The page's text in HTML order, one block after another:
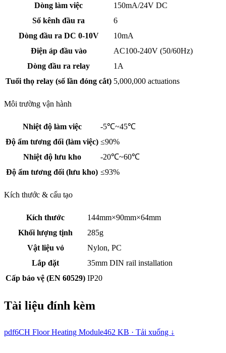
Dòng làm việc
150mA/24V DC
Số kênh đầu ra
6
Dòng đầu ra DC 0-10V
10mA
Điện áp đầu vào
AC100-240V (50/60Hz)
Dòng đầu ra relay
1A
Tuổi thọ relay (số lần đóng cắt) 5,000,000 actuations
Môi trường vận hành
Nhiệt độ làm việc
-5℃~45℃
Độ ẩm tương đối (làm việc) ≤90%
Nhiệt độ lưu kho
-20℃~60℃
Độ ẩm tương đối (lưu kho) ≤93%
Kích thước & cấu tạo
Kích thước
144mm×90mm×64mm
Khối lượng tịnh
285g
Vật liệu vỏ
Nylon, PC
Lắp đặt
35mm DIN rail installation
Cấp bảo vệ (EN 60529) IP20
Tài liệu đính kèm
pdf6CH Floor Heating Module462 KB · Tải xuống ↓